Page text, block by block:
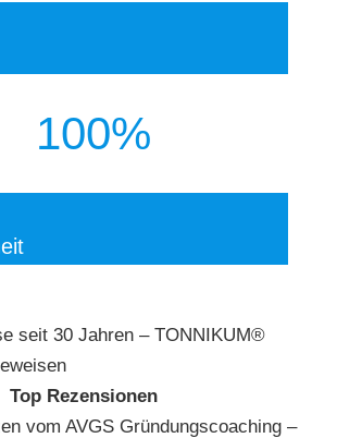
100%
seit 30 Jahren – TONNIKUM®
Top Rezensionen
vom AVGS Gründungscoaching –